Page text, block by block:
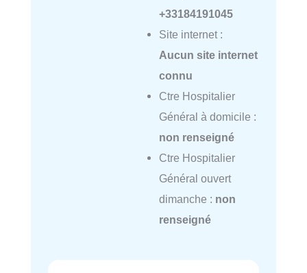
+33184191045
Site internet :
Aucun site internet
connu
Ctre Hospitalier
Général à domicile :
non renseigné
Ctre Hospitalier
Général ouvert
dimanche : non
renseigné